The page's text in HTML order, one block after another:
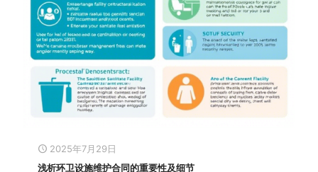
2025年7月29日
浅析环卫设施维护合同的重要性及细节